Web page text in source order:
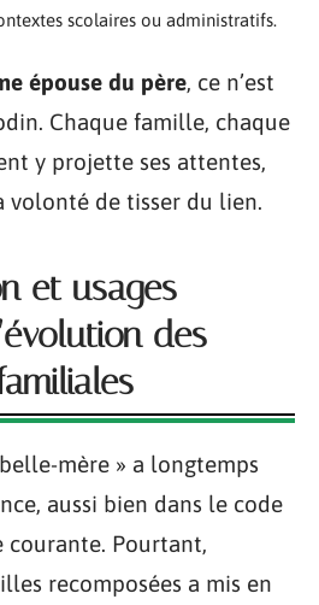
scolaires ou administratifs.
épouse du père, ce n’est
Chaque famille, chaque
y projette ses attentes,
volonté de tisser du lien.
et usages
des
mère » a longtemps
aussi bien dans le code
courante. Pourtant,
recomposées a mis en